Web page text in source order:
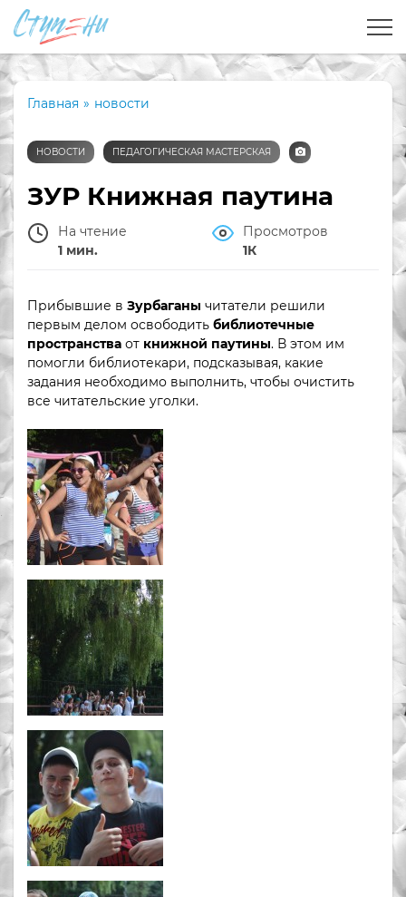
Главная » новости
НОВОСТИ ПЕДАГОГИЧЕСКАЯ МАСТЕРСКАЯ
ЗУР Книжная паутина
На чтение
1 мин.
Просмотров
1К
Прибывшие в Зурбаганы читатели решили
первым делом освободить библиотечные
пространства от книжной паутины. В этом им
помогли библиотекари, подсказывая, какие
задания необходимо выполнить, чтобы очистить
все читательские уголки.